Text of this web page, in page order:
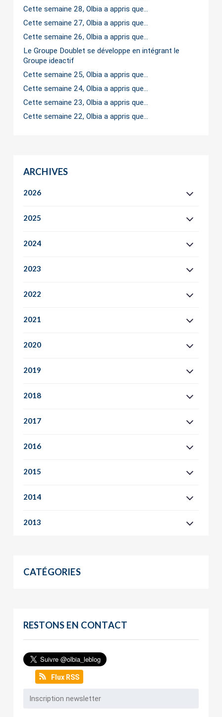
Cette semaine 28, Olbia a appris que…
Cette semaine 27, Olbia a appris que…
Cette semaine 26, Olbia a appris que…
Le Groupe Doublet se développe en intégrant le
Groupe ideactif
Cette semaine 25, Olbia a appris que…
Cette semaine 24, Olbia a appris que…
Cette semaine 23, Olbia a appris que…
Cette semaine 22, Olbia a appris que…
ARCHIVES
2026
2025
2024
2023
2022
2021
2020
2019
2018
2017
2016
2015
2014
2013
CATÉGORIES
RESTONS EN CONTACT
Flux RSS